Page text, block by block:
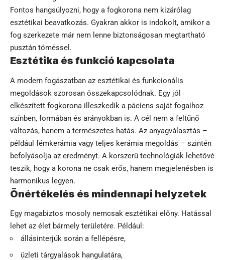
Fontos hangsúlyozni, hogy a fogkorona nem kizárólag
esztétikai beavatkozás. Gyakran akkor is indokolt, amikor a
fog szerkezete már nem lenne biztonságosan megtartható
pusztán töméssel.
Esztétika és funkció kapcsolata
A modern fogászatban az esztétikai és funkcionális
megoldások szorosan összekapcsolódnak. Egy jól
elkészített fogkorona illeszkedik a páciens saját fogaihoz
színben, formában és arányokban is. A cél nem a feltűnő
változás, hanem a természetes hatás. Az anyagválasztás –
például fémkerámia vagy teljes kerámia megoldás – szintén
befolyásolja az eredményt. A korszerű technológiák lehetővé
teszik, hogy a korona ne csak erős, hanem megjelenésben is
harmonikus legyen.
Önértékelés és mindennapi helyzetek
Egy magabiztos mosoly nemcsak esztétikai előny. Hatással
lehet az élet bármely területére. Például:
állásinterjúk során a fellépésre,
üzleti tárgyalások hangulatára,